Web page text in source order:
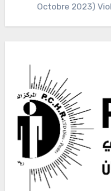
Octobre 2023)